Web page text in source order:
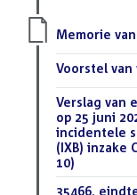
Download
Memorie
Download
Voorstel van
Download
bestand:
Verslag van
op 25 juni
incidentele
(IXB) inzake
10)
Download
35466,